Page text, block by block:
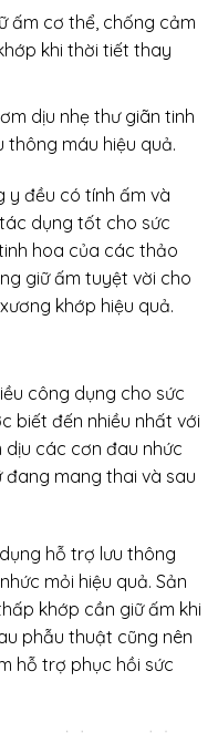
ấm cơ thể, chống cảm
khi thời tiết thay
dịu nhẹ thư giãn tinh
thông máu hiệu quả.
y đều có tính ấm và
dụng tốt cho sức
hoa của các thảo
giữ ấm tuyệt vời cho
khớp hiệu quả.
công dụng cho sức
biết đến nhiều nhất với
các cơn đau nhức
đang mang thai và sau
hỗ trợ lưu thông
mỏi hiệu quả. Sản
khớp cần giữ ấm khi
phẫu thuật cũng nên
hỗ trợ phục hồi sức